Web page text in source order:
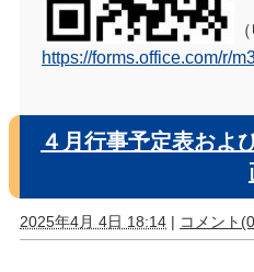
https://forms.office.com/r/
４月行事予定表およ
2025年4月 4日 18:14 | コメント